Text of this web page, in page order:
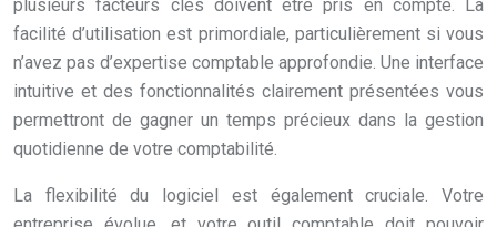
plusieurs facteurs clés doivent être pris en compte. La
facilité d’utilisation est primordiale, particulièrement si vous
n’avez pas d’expertise comptable approfondie. Une interface
intuitive et des fonctionnalités clairement présentées vous
permettront de gagner un temps précieux dans la gestion
quotidienne de votre comptabilité.
La flexibilité du logiciel est également cruciale. Votre